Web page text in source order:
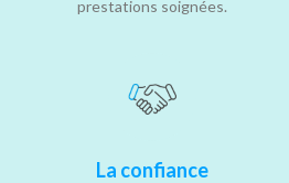
prestations soignées.
La confiance